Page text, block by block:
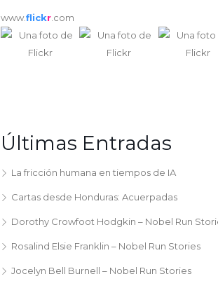
www.flickr .com
Últimas Entradas
La fricción humana en tiempos de IA
Cartas desde Honduras: Acuerpadas
Dorothy Crowfoot Hodgkin – Nobel Run
Rosalind Elsie Franklin – Nobel Run Stories
Jocelyn Bell Burnell – Nobel Run Stories